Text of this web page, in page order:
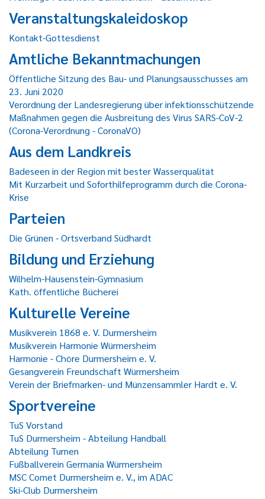
Veranstaltungskaleidoskop
Kontakt-Gottesdienst
Amtliche Bekanntmachungen
Öffentliche Sitzung des Bau- und Planungsausschusses am
23. Juni 2020
Verordnung der Landesregierung über infektionsschützende
Maßnahmen gegen die Ausbreitung des Virus SARS-CoV-2
(Corona-Verordnung - CoronaVO)
Aus dem Landkreis
Badeseen in der Region mit bester Wasserqualität
Mit Kurzarbeit und Soforthilfeprogramm durch die Corona-
Krise
Parteien
Die Grünen - Ortsverband Südhardt
Bildung und Erziehung
Wilhelm-Hausenstein-Gymnasium
Kath. öffentliche Bücherei
Kulturelle Vereine
Musikverein 1868 e. V. Durmersheim
Musikverein Harmonie Würmersheim
Harmonie - Chöre Durmersheim e. V.
Gesangverein Freundschaft Würmersheim
Verein der Briefmarken- und Münzensammler Hardt e. V.
Sportvereine
TuS Vorstand
TuS Durmersheim - Abteilung Handball
Abteilung Turnen
Fußballverein Germania Würmersheim
MSC Comet Durmersheim e. V., im ADAC
Ski-Club Durmersheim